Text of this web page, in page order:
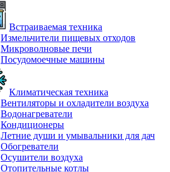
Встраиваемая техника
Измельчители пищевых отходов
Микроволновые печи
Посудомоечные машины
Климатическая техника
Вентиляторы и охладители воздуха
Водонагреватели
Кондиционеры
Летние души и умывальники для дач
Обогреватели
Осушители воздуха
Отопительные котлы